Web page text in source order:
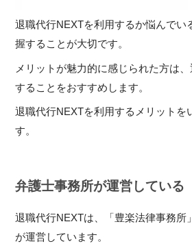
退職代行NEXTを利用するか悩んでい
握することが大切です。
メリットが魅力的に感じられた方は
することをおすすめします。
退職代行NEXTを利用するメリットを
す。
弁護士事務所が運営している
退職代行NEXTは、「豊楽法律事務所
が運営しています。